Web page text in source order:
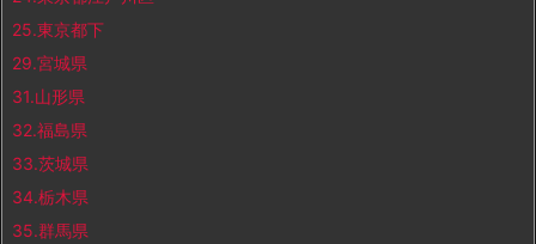
25.東京都下
29.宮城県
31.山形県
32.福島県
33.茨城県
34.栃木県
35.群馬県